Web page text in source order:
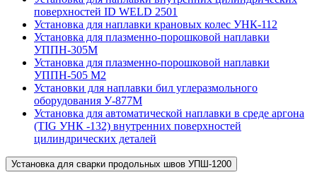
поверхностей ID WELD 2501
Установка для наплавки крановых колес УНК-112
Установка для плазменно-порошковой наплавки
УППН-305М
Установка для плазменно-порошковой наплавки
УППН-505 М2
Установки для наплавки бил углеразмольного
оборудования У-877М
Установка для автоматической наплавки в среде аргона
(TIG УНК -132) внутренних поверхностей
цилиндрических деталей
Установка для сварки продольных швов УПШ-1200